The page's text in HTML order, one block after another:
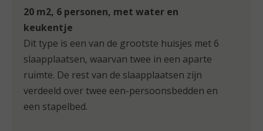
20 m2, 6 personen, met water en
keukentje
Dit type is een van de grootste huisjes met 6
slaapplaatsen, waarvan twee in een aparte
ruimte. De rest van de slaapplaatsen zijn
verdeeld over twee een-persoonsbedden en
een stapelbed.